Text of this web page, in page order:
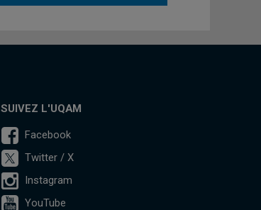
SUIVEZ L'UQAM
Facebook
Twitter / X
Instagram
YouTube